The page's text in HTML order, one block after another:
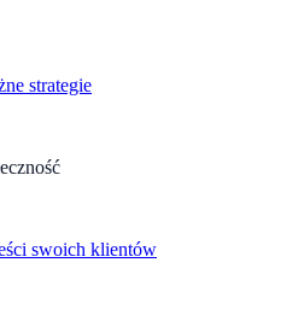
strategie
swoich klientów